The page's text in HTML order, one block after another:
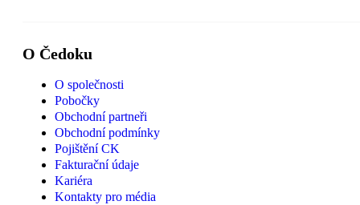
O Čedoku
O společnosti
Pobočky
Obchodní partneři
Obchodní podmínky
Pojištění CK
Fakturační údaje
Kariéra
Kontakty pro média